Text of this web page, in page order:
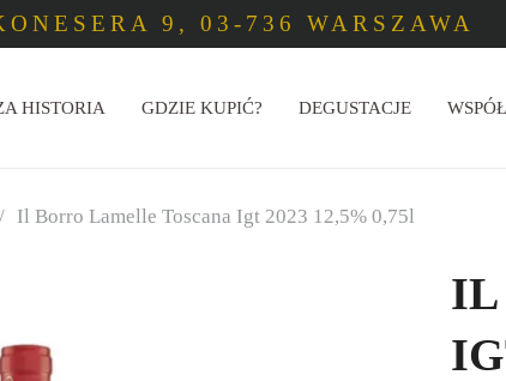
9, 03-736 WARSZAWA
HISTORIA GDZIE KUPIĆ? DEGUSTACJE
/ Il Borro Lamelle Toscana Igt 2023 12,5% 0,75l
IL